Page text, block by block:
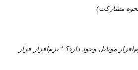
مشارکت
موبایل وجود دارد؟ * نرم‌افزار قرار